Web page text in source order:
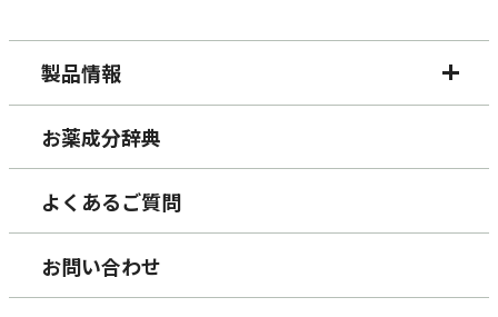
製品情報
お薬成分辞典
よくあるご質問
お問い合わせ